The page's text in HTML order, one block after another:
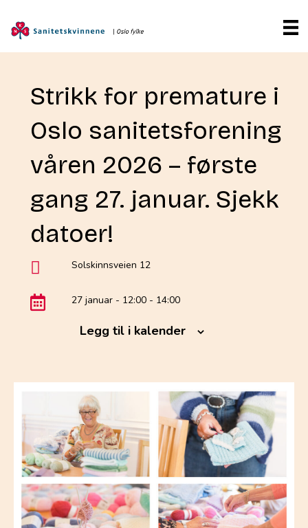
Strikk for premature i
Oslo sanitetsforening
våren 2026 – første
gang 27. januar. Sjekk
datoer!
Solskinnsveien 12
27 januar - 12:00 - 14:00
Legg til i kalender